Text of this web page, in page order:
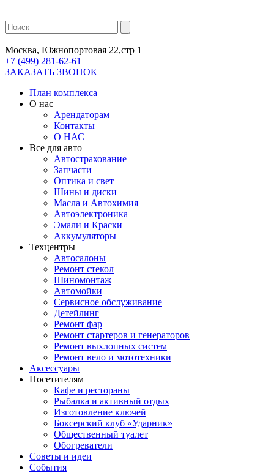
Москва, Южнопортовая 22,стр 1
+7 (499) 281-62-61
ЗАКАЗАТЬ ЗВОНОК
План комплекса
О нас
Арендаторам
Контакты
О НАС
Все для авто
Автострахование
Запчасти
Оптика и свет
Шины и диски
Масла и Автохимия
Автоэлектроника
Эмали и Краски
Аккумуляторы
Техцентры
Автосалоны
Ремонт стекол
Шиномонтаж
Автомойки
Сервисное обслуживание
Детейлинг
Ремонт фар
Ремонт стартеров и генераторов
Ремонт выхлопных систем
Ремонт вело и мототехники
Аксессуары
Посетителям
Кафе и рестораны
Рыбалка и активный отдых
Изготовление ключей
Боксерский клуб «Ударник»
Общественный туалет
Обогреватели
Советы и идеи
События